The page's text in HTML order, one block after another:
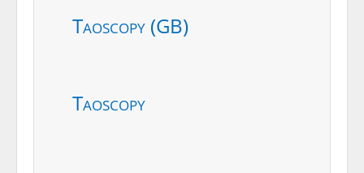
Taoscopy (GB)
Taoscopy